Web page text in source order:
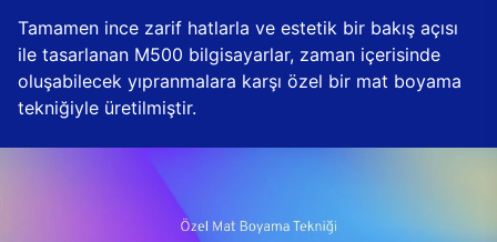
Tamamen ince zarif hatlarla ve estetik bir bakış açısı
ile tasarlanan M500 bilgisayarlar, zaman içerisinde
oluşabilecek yıpranmalara karşı özel bir mat boyama
tekniğiyle üretilmiştir.